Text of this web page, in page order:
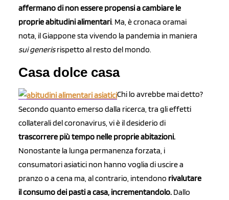
affermano di non essere propensi a cambiare le
proprie abitudini alimentari. Ma, è cronaca oramai
nota, il Giappone sta vivendo la pandemia in maniera
sui generisrispetto al resto del mondo.
Casa dolce casa
Chi lo avrebbe mai detto?
Secondo quanto emerso dalla ricerca, tra gli effetti
collaterali del coronavirus, vi è il desiderio di
trascorrere più tempo nelle proprie abitazioni.
Nonostante la lunga permanenza forzata, i
consumatori asiatici non hanno voglia di uscire a
pranzo o a cena ma, al contrario, intendono rivalutare
il consumo dei pasti a casa, incrementandolo. Dallo